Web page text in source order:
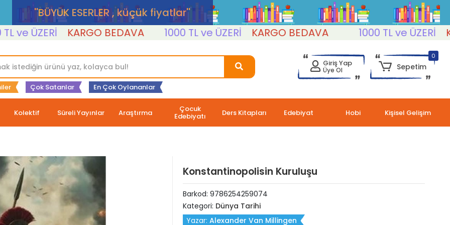
''BÜYÜK ESERLER , küçük fiyatlar''
ÜZERİ KARGO BEDAVA 1000 TL ve ÜZERİ KARGO BEDAVA 1000 TL ve ÜZERİ
Çok Satanlar En Çok Oylananlar
Giriş Yap
Üye Ol
0
Sepetim
Kolektif Süreli Yayınlar Araştırma Çocuk
Edebiyatı Ders Kitapları Edebiyat Hobi Kişisel Gelişim
Konstantinopolisin Kuruluşu
Barkod: 9786254259074
Kategori: Dünya Tarihi
Yazar: Alexander Van Millingen